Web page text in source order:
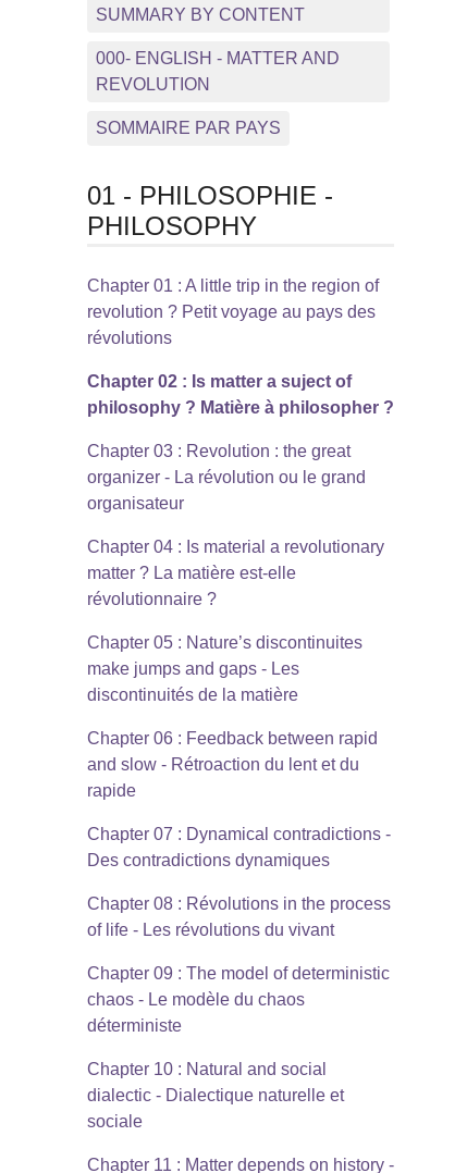
SUMMARY BY CONTENT
000- ENGLISH - MATTER AND
REVOLUTION
SOMMAIRE PAR PAYS
01 - PHILOSOPHIE -
PHILOSOPHY
Chapter 01 : A little trip in the region of
revolution ? Petit voyage au pays des
révolutions
Chapter 02 : Is matter a suject of
philosophy ? Matière à philosopher ?
Chapter 03 : Revolution : the great
organizer - La révolution ou le grand
organisateur
Chapter 04 : Is material a revolutionary
matter ? La matière est-elle
révolutionnaire ?
Chapter 05 : Nature’s discontinuites
make jumps and gaps - Les
discontinuités de la matière
Chapter 06 : Feedback between rapid
and slow - Rétroaction du lent et du
rapide
Chapter 07 : Dynamical contradictions -
Des contradictions dynamiques
Chapter 08 : Révolutions in the process
of life - Les révolutions du vivant
Chapter 09 : The model of deterministic
chaos - Le modèle du chaos
déterministe
Chapter 10 : Natural and social
dialectic - Dialectique naturelle et
sociale
Chapter 11 : Matter depends on history -